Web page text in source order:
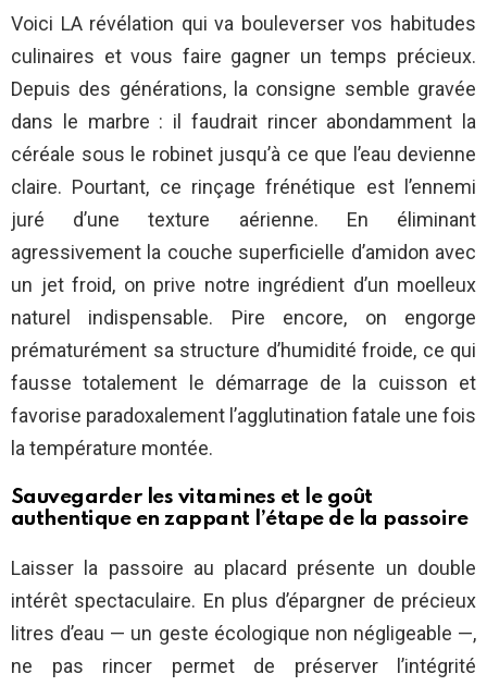
Voici LA révélation qui va bouleverser vos habitudes
culinaires et vous faire gagner un temps précieux.
Depuis des générations, la consigne semble gravée
dans le marbre : il faudrait rincer abondamment la
céréale sous le robinet jusqu’à ce que l’eau devienne
claire. Pourtant, ce rinçage frénétique est l’ennemi
juré d’une texture aérienne. En éliminant
agressivement la couche superficielle d’amidon avec
un jet froid, on prive notre ingrédient d’un moelleux
naturel indispensable. Pire encore, on engorge
prématurément sa structure d’humidité froide, ce qui
fausse totalement le démarrage de la cuisson et
favorise paradoxalement l’agglutination fatale une fois
la température montée.
Sauvegarder les vitamines et le goût
authentique en zappant l’étape de la passoire
Laisser la passoire au placard présente un double
intérêt spectaculaire. En plus d’épargner de précieux
litres d’eau — un geste écologique non négligeable —,
ne pas rincer permet de préserver l’intégrité